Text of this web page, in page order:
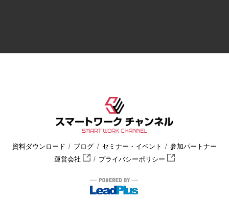
資料ダウンロード ブログ セミナー・イベント
参加パートナー
運営会社
プライバシーポリシー